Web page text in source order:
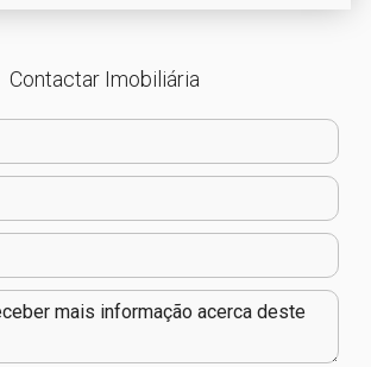
Contactar Imobiliária